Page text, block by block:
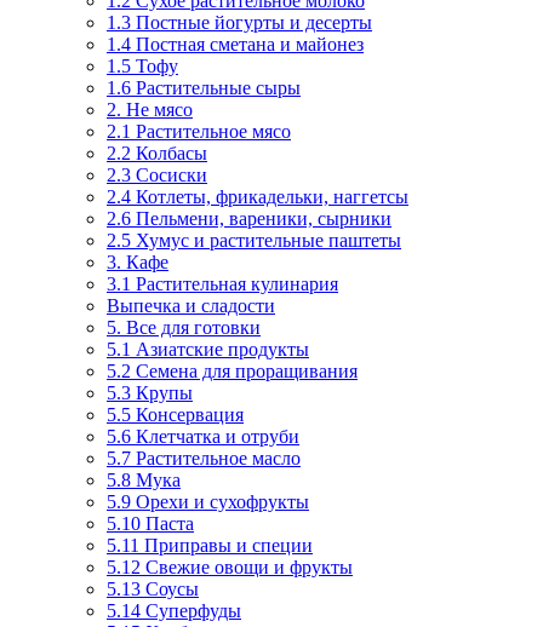
1.3 Постные йогурты и десерты
1.4 Постная сметана и майонез
1.5 Тофу
1.6 Растительные сыры
2. Не мясо
2.1 Растительное мясо
2.2 Колбасы
2.3 Сосиски
2.4 Котлеты, фрикадельки, наггетсы
2.6 Пельмени, вареники, сырники
2.5 Хумус и растительные паштеты
3. Кафе
3.1 Растительная кулинария
Выпечка и сладости
5. Все для готовки
5.1 Азиатские продукты
5.2 Семена для проращивания
5.3 Крупы
5.5 Консервация
5.6 Клетчатка и отруби
5.7 Растительное масло
5.8 Мука
5.9 Орехи и сухофрукты
5.10 Паста
5.11 Приправы и специи
5.12 Свежие овощи и фрукты
5.13 Соусы
5.14 Суперфуды